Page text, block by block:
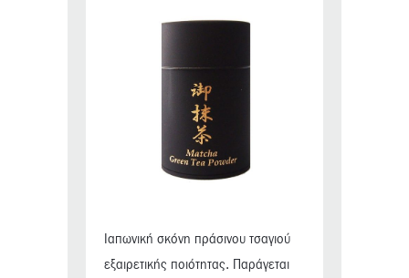
Ιαπωνική σκόνη πράσινου τσαγιού
εξαιρετικής ποιότητας. Παράγεται